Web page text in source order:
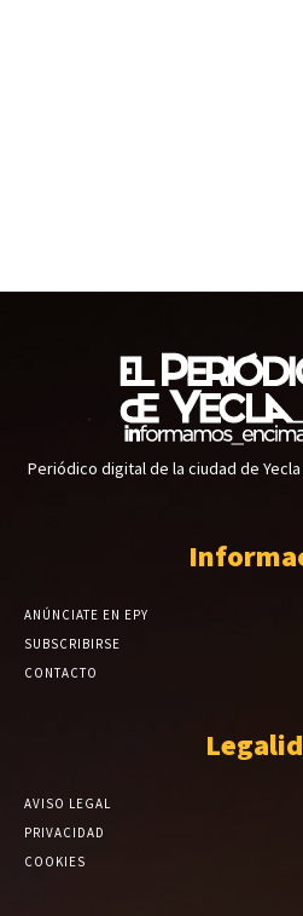
Periódico digital de la ciudad de
ANÚNCIATE EN EPY
SUBSCRIBIRSE
CONTACTO
AVISO LEGAL
PRIVACIDAD
COOKIES